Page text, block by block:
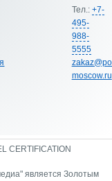
Тел.: +7-
495-
988-
5555
moscow.ru
CERTIFICATION
является Золотым